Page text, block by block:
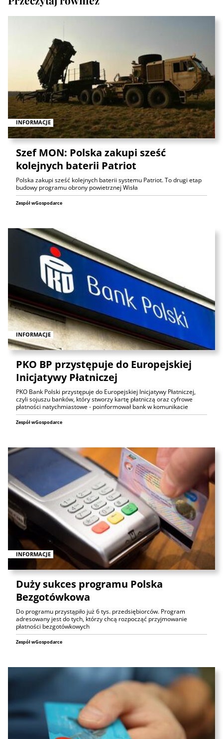
INFORMACJE
Szef MON: Polska zakupi sześć
kolejnych baterii Patriot
Polska zakupi sześć kolejnych baterii systemu Patriot. To drugi etap
budowy programu obrony powietrznej Wisła
Zespół wGospodarce
INFORMACJE
PKO BP przystępuje do Europejskiej
Inicjatywy Płatniczej
PKO Bank Polski przystępuje do Europejskiej Inicjatywy Płatniczej,
czyli sojuszu banków, który stworzy kartę płatniczą oraz cyfrowe
płatności natychmiastowe - poinformował bank w komunikacie
Zespół wGospodarce
INFORMACJE
Duży sukces programu Polska
Bezgotówkowa
Do programu przystąpiło już 6 tys. przedsiębiorców. Program
adresowany jest do tych, którzy chcą rozpocząć przyjmowanie
płatności bezgotówkowych
Zespół wGospodarce